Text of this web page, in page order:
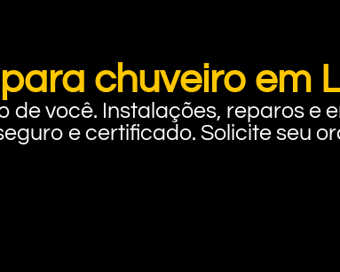
chuveiro em
de você. Instalações, reparos e
e certificado. Solicite seu